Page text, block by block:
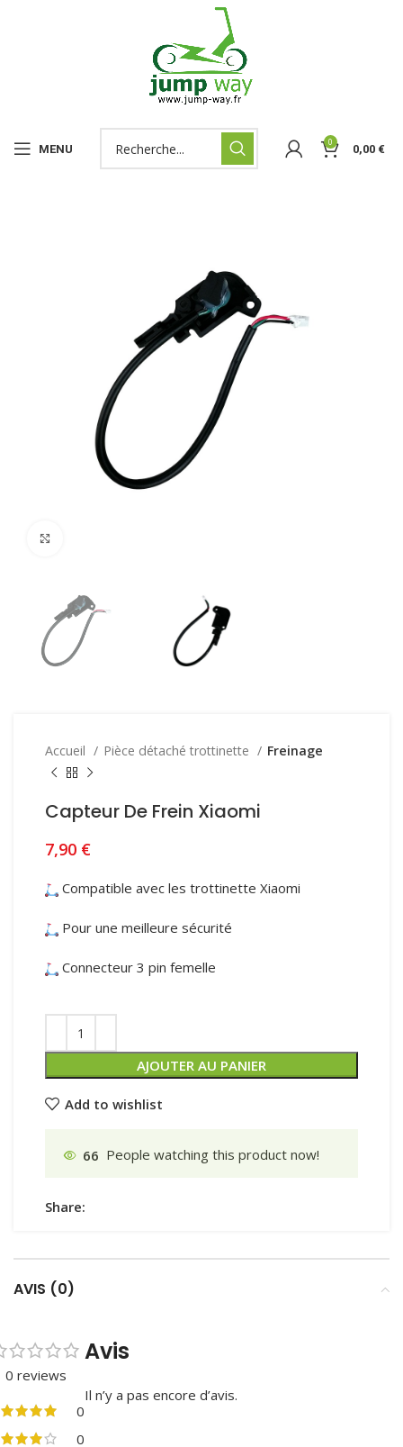
MENU 0 0,00 €
Accueil Pièce détaché trottinette Freinage
Capteur De Frein Xiaomi
7,90 €
Compatible avec les trottinette Xiaomi
Pour une meilleure sécurité
Connecteur 3 pin femelle
AJOUTER AU PANIER
Add to wishlist
66 People watching this product now!
Share:
AVIS (0)
0 reviews
0
0
Avis
Il n’y a pas encore d’avis.